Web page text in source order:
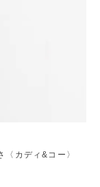
カディ&コー〉